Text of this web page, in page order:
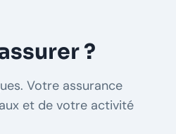
?
Votre assurance
et de votre activité